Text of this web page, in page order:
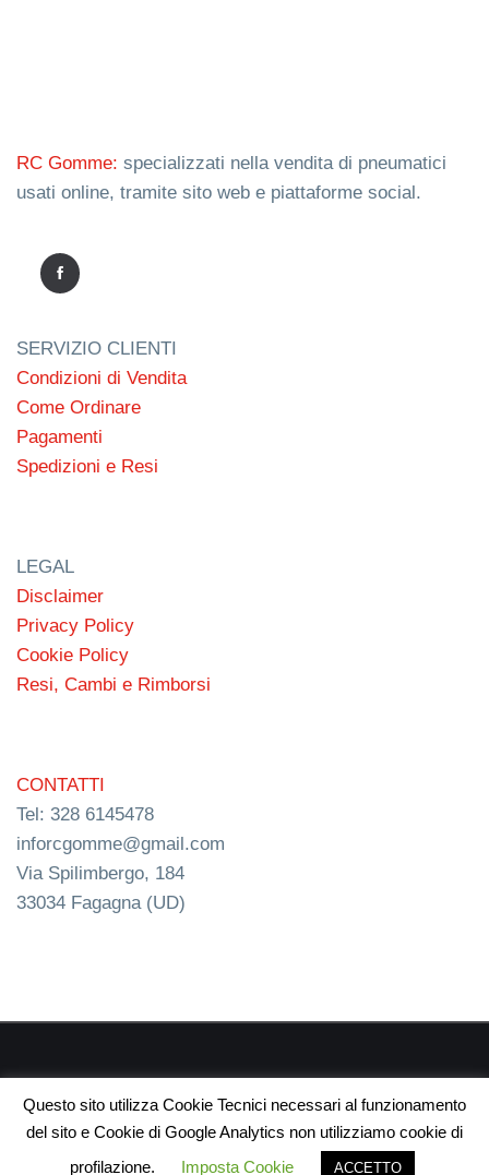
RC Gomme: specializzati nella vendita di pneumatici
usati online, tramite sito web e piattaforme social.
SERVIZIO CLIENTI
Condizioni di Vendita
Come Ordinare
Pagamenti
Spedizioni e Resi
LEGAL
Disclaimer
Privacy Policy
Cookie Policy
Resi, Cambi e Rimborsi
CONTATTI
Tel: 328 6145478
inforcgomme@gmail.com
Via Spilimbergo, 184
33034 Fagagna (UD)
webdesign
Questo sito utilizza Cookie Tecnici necessari al funzionamento
del sito e Cookie di Google Analytics non utilizziamo cookie di
profilazione.
Imposta Cookie ACCETTO